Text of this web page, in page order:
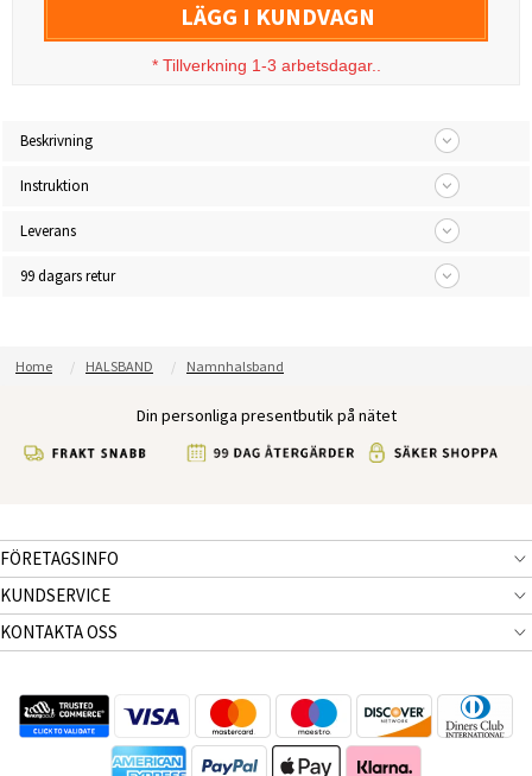
LÄGG I KUNDVAGN
* Tillverkning 1-3 arbetsdagar..
Beskrivning
Instruktion
Leverans
99 dagars retur
Home HALSBAND Namnhalsband
Din personliga presentbutik på nätet
FÖRETAGSINFO
KUNDSERVICE
KONTAKTA OSS